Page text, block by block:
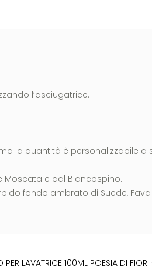
l’asciugatrice.
la quantità è personalizzabile a
Moscata e dal Biancospino.
fondo ambrato di Suede, Fava
PER LAVATRICE 100ML POESIA DI